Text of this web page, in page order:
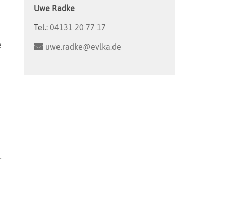
Uwe Radke
Tel.: 04131 20 77 17
uwe.radke@evlka.de